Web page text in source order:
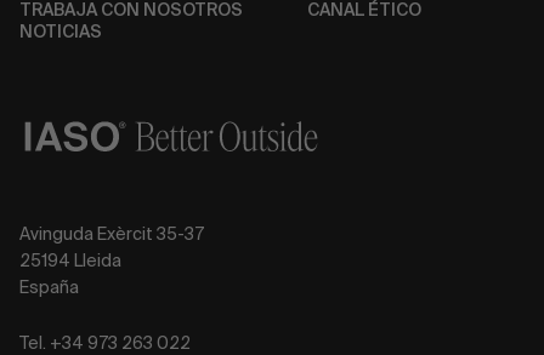
TRABAJA CON NOSOTROS
NOTICIAS
CANAL ÉTICO
Avinguda Exèrcit 35-37
25194 Lleida
España
Tel. +34 973 263 022